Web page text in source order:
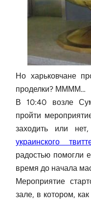
Но харьковчане
проделки? ММММ…
В 10:40 возле
пройти
заходить или
украинского
радостью помогли
время до начала
Мероприятие
зале, в котором,